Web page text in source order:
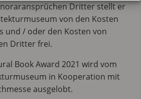
Dritter stellt er
von den Kosten
und / oder den Kosten von
Dritter frei.
Book Award 2021 wird vom
in Kooperation mit
ausgelobt.